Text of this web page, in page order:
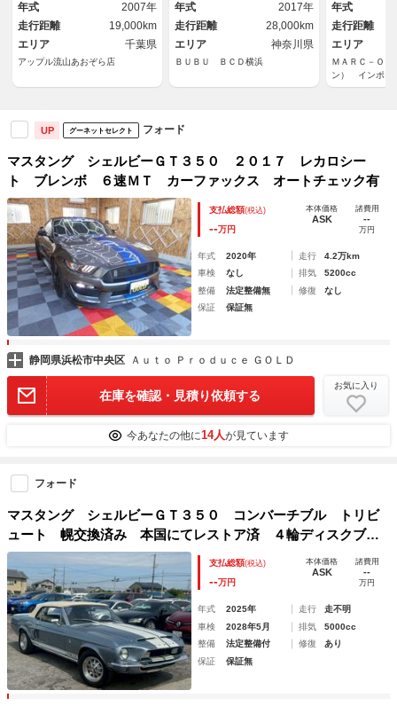
オーディオ
年式
2007年
走行距離
19,000km
エリア
千葉県
アップル流山あおぞら店
ン アップルカープレイ アン
ドロイドオート
年式
2017年
走行距離
28,000km
エリア
神奈川県
ＢＵＢＵ ＢＣＤ横浜
ンチＡＷ／社
ロ／Ｂｏｒｌ
年式
走行距離
エリア
ＭＡＲＣ－ＯＮ
ン） インポー
UP グーネットセレクト フォード
マスタング シェルビーＧＴ３５０ ２０１７ レカロシー
ト ブレンボ ６速ＭＴ カーファックス オートチェック有
支払総額(税込)
--万円
本体価格
ASK
諸費用
--
万円
年式 2020年 走行
4.2万km
車検
なし 排気
5200cc
整備
法定整備無 修復
なし
保証
保証無
静岡県浜松市中央区 Ａｕｔｏ Ｐｒｏｄｕｃｅ ＧＯＬＤ
在庫を確認・見積り依頼する
お気に入り
今あなたの他に14人が見ています
フォード
マスタング シェルビーＧＴ３５０ コンバーチブル トリビ
ュート 幌交換済み 本国にてレストア済 ４輪ディスクブレ
ーキ 電動オープン エンジンＶ８ ３０２
支払総額(税込)
--万円
本体価格
ASK
諸費用
--
万円
年式 2025年 走行
走不明
車検
2028年5月 排気
5000cc
整備
法定整備付 修復
あり
保証
保証無